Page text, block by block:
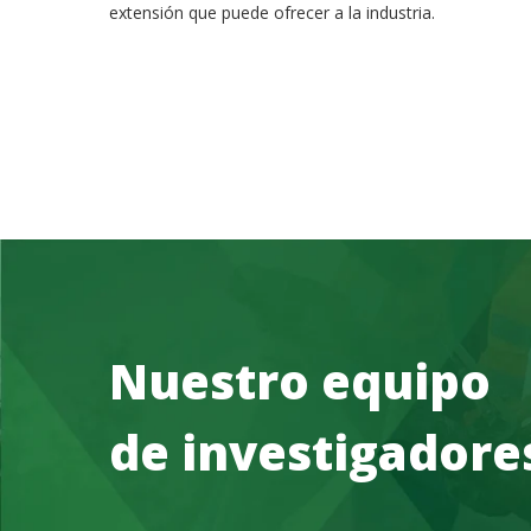
extensión que puede ofrecer a la industria.
Nuestro equipo
de